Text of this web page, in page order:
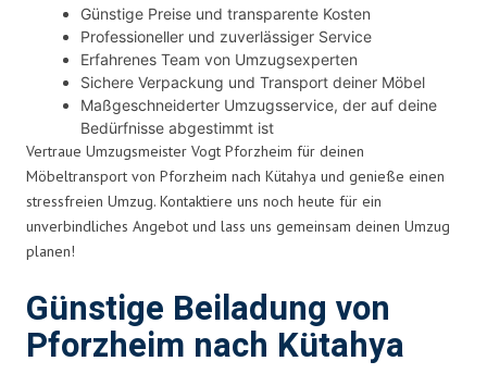
Günstige Preise und transparente Kosten
Professioneller und zuverlässiger Service
Erfahrenes Team von Umzugsexperten
Sichere Verpackung und Transport deiner Möbel
Maßgeschneiderter Umzugsservice, der auf deine
Bedürfnisse abgestimmt ist
Vertraue Umzugsmeister Vogt Pforzheim für deinen
Möbeltransport von Pforzheim nach Kütahya und genieße einen
stressfreien Umzug. Kontaktiere uns noch heute für ein
unverbindliches Angebot und lass uns gemeinsam deinen Umzug
planen!
Günstige Beiladung von
Pforzheim nach Kütahya